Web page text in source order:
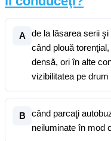
A
de la lăsarea serii
când plouă
densă, ori în alte
vizibilitatea pe drum
B
când parcaţi
neiluminate în mod